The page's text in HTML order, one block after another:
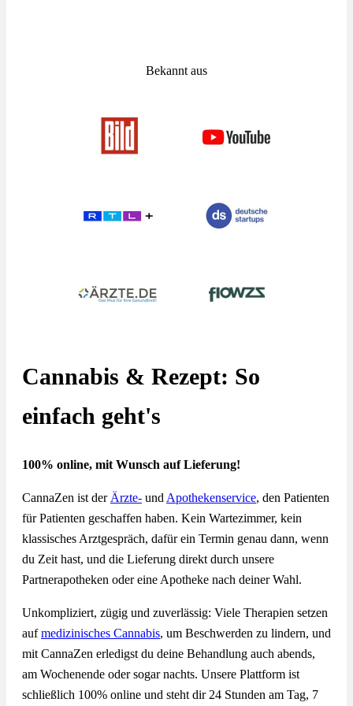
Bekannt aus
Cannabis & Rezept: So
einfach geht's
100% online, mit Wunsch auf Lieferung!
CannaZen ist der Ärzte- und Apothekenservice, den Patienten
für Patienten geschaffen haben. Kein Wartezimmer, kein
klassisches Arztgespräch, dafür ein Termin genau dann, wenn
du Zeit hast, und die Lieferung direkt durch unsere
Partnerapotheken oder eine Apotheke nach deiner Wahl.
Unkompliziert, zügig und zuverlässig: Viele Therapien setzen
aufmedizinisches Cannabis, um Beschwerden zu lindern, und
mit CannaZen erledigst du deine Behandlung auch abends,
am Wochenende oder sogar nachts. Unsere Plattform ist
schließlich 100% online und steht dir 24 Stunden am Tag, 7